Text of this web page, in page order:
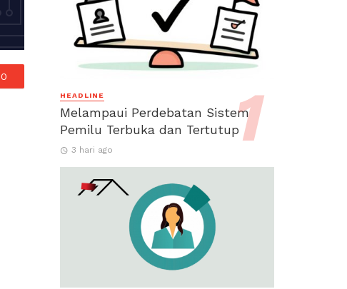
0
HEADLINE
Melampaui Perdebatan Sistem
Pemilu Terbuka dan Tertutup
3 hari ago